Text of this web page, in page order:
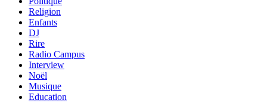
Religion
Enfants
DJ
Rire
Radio Campus
Interview
Noël
Musique
Education